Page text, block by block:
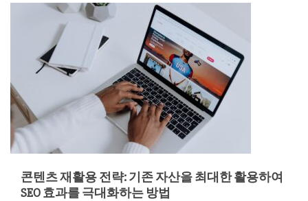
콘텐츠 재활용 전략: 기존 자산을 최대한 활용하여
SEO 효과를 극대화하는 방법